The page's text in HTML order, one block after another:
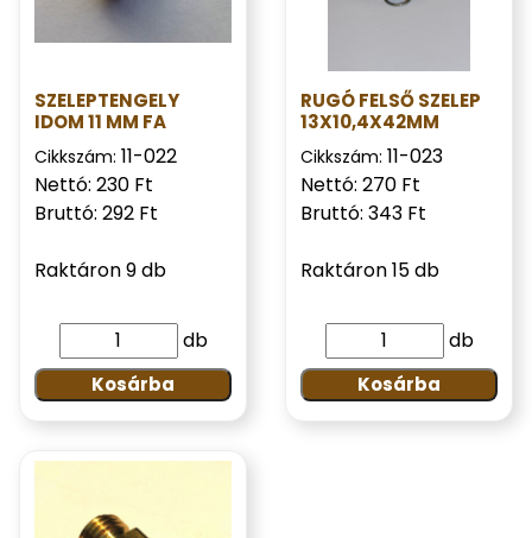
SZELEPTENGELY
IDOM 11 MM FA
Cikkszám: 11-022
Nettó: 230 Ft
Bruttó: 292 Ft
Raktáron 9 db
db
Kosárba
RUGÓ FELSŐ SZELEP
13X10,4X42MM
Cikkszám: 11-023
Nettó: 270 Ft
Bruttó: 343 Ft
Raktáron 15 db
db
Kosárba